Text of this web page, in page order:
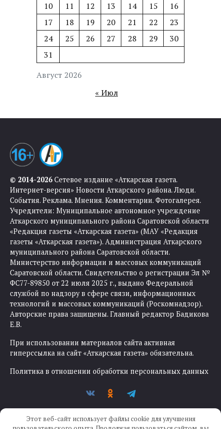
Август 2026
10
11 12 13 14 15
16
17
18 19 20 21 22
23
24
25 26 27 28 29
30
31
« Июл
© 2014-2026Сетевое издание «Аткарская газета.
Интернет-версия» Новости Аткарского района. Люди.
События. Реклама. Мнения. Комментарии. Фотогалерея.
Учредители: Муниципальное автономное учреждение
Аткарского муниципального района Саратовской области
«Редакция газеты «Аткарская газета» (МАУ «Редакция
газеты «Аткарская газета»). Администрация Аткарского
муниципального района Саратовской области.
Министерство информации и массовых коммуникаций
Саратовской области. Свидетельство о регистрации Эл №
ФС77-89850 от 22 июля 2025 г., выдано Федеральной
службой по надзору в сфере связи, информационных
технологий и массовых коммуникаций (Роскомнадзор).
Авторские права защищены. Главный редактор Бадикова
Е.В.
При использовании материалов сайта активная
гиперссылка на сайт «Аткарская газета» обязательна.
Политика в отношении обработки персональных данных
Этот веб-сайт использует файлы cookie для улучшения